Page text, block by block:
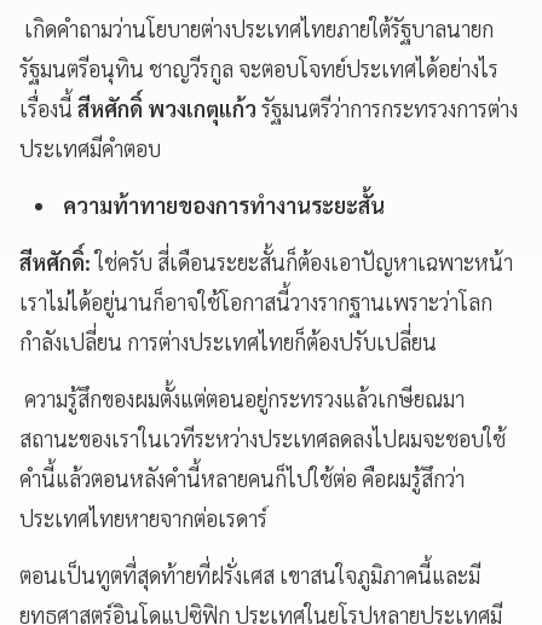
เกิดคำถามว่านโยบายต่างประเทศไทยภายใต้รัฐบาลนายก
รัฐมนตรีอนุทิน ชาญวีรกูล จะตอบโจทย์ประเทศได้อย่างไร
เรื่องนี้ สีหศักดิ์ พวงเกตุแก้ว รัฐมนตรีว่าการกระทรวงการต่าง
ประเทศมีคำตอบ
ความท้าทายของการทำงานระยะสั้น
สีหศักดิ์:ใช่ครับ สี่เดือนระยะสั้นก็ต้องเอาปัญหาเฉพาะหน้า
เราไม่ได้อยู่นานก็อาจใช้โอกาสนี้วางรากฐานเพราะว่าโลก
กำลังเปลี่ยน การต่างประเทศไทยก็ต้องปรับเปลี่ยน
ความรู้สึกของผมตั้งแต่ตอนอยู่กระทรวงแล้วเกษียณมา
สถานะของเราในเวทีระหว่างประเทศลดลงไปผมจะชอบใช้
คำนี้แล้วตอนหลังคำนี้หลายคนก็ไปใช้ต่อ คือผมรู้สึกว่า
ประเทศไทยหายจากต่อเรดาร์
ตอนเป็นทูตที่สุดท้ายที่ฝรั่งเศส เขาสนใจภูมิภาคนี้และมี
ยุทธศาสตร์อินโดแปซิฟิก ประเทศในยุโรปหลายประเทศมี